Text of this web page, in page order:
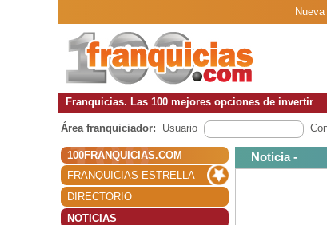
Franquicias. Las 100 mejores opciones de invertir
Área franquiciador: Usuario
100FRANQUICIAS.COM
FRANQUICIAS ESTRELLA
DIRECTORIO
NOTICIAS
Noticia -